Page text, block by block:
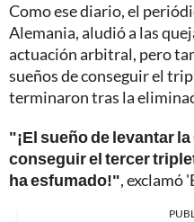
Como ese diario, el
Alemania, aludió a las
actuación arbitral, pero
sueños de conseguir el
terminaron tras la
"¡El sueño de levantar
conseguir el tercer
ha esfumado!", exclamó